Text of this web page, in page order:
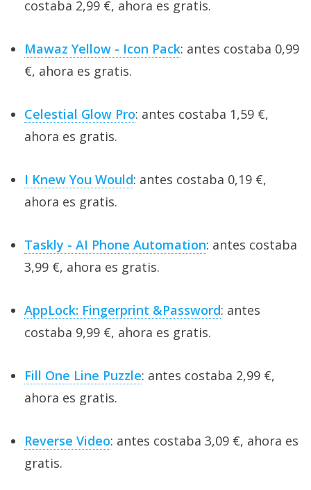
costaba 2,99 €, ahora es gratis.
Mawaz Yellow - Icon Pack: antes costaba 0,99
€, ahora es gratis.
Celestial Glow Pro: antes costaba 1,59 €,
ahora es gratis.
I Knew You Would: antes costaba 0,19 €,
ahora es gratis.
Taskly - AI Phone Automation: antes costaba
3,99 €, ahora es gratis.
AppLock: Fingerprint &Password: antes
costaba 9,99 €, ahora es gratis.
Fill One Line Puzzle: antes costaba 2,99 €,
ahora es gratis.
Reverse Video: antes costaba 3,09 €, ahora es
gratis.